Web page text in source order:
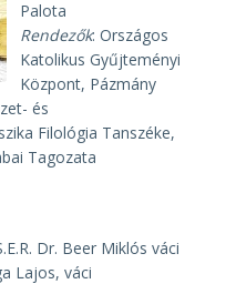
Palota
Rendezők: Országos
Katolikus Gyűjteményi
Központ, Pázmány
és
Filológia Tanszéke,
Tagozata
Dr. Beer Miklós váci
Lajos, váci